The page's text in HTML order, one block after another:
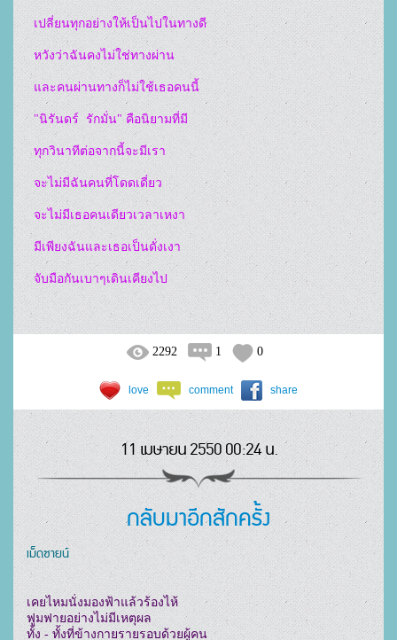
  และคนผ่านทางก็ไม่ใช้เธอคนนี้
  "นิรันดร์  รักมั่น" คือนิยามที่มี
  ทุกวินาทีต่อจากนี้จะมีเรา
  มีเพียงฉันและเธอเป็นดั่งเงา
2292 1 0
love comment share
11 เมษายน 2550 00:24 น.
กลับมาอีกสักครั้ง
เม็ดซายน์
เคยไหมนั่งมองฟ้าแล้วร้องไห้
ฟูมฟายอย่างไม่มีเหตุผล
ทั้ง - ทั้งที่ข้างกายรายรอบด้วยผู้คน